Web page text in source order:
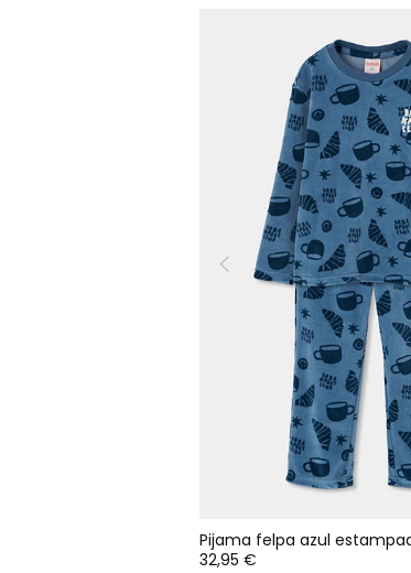
Pijama felpa azul
32,95 €